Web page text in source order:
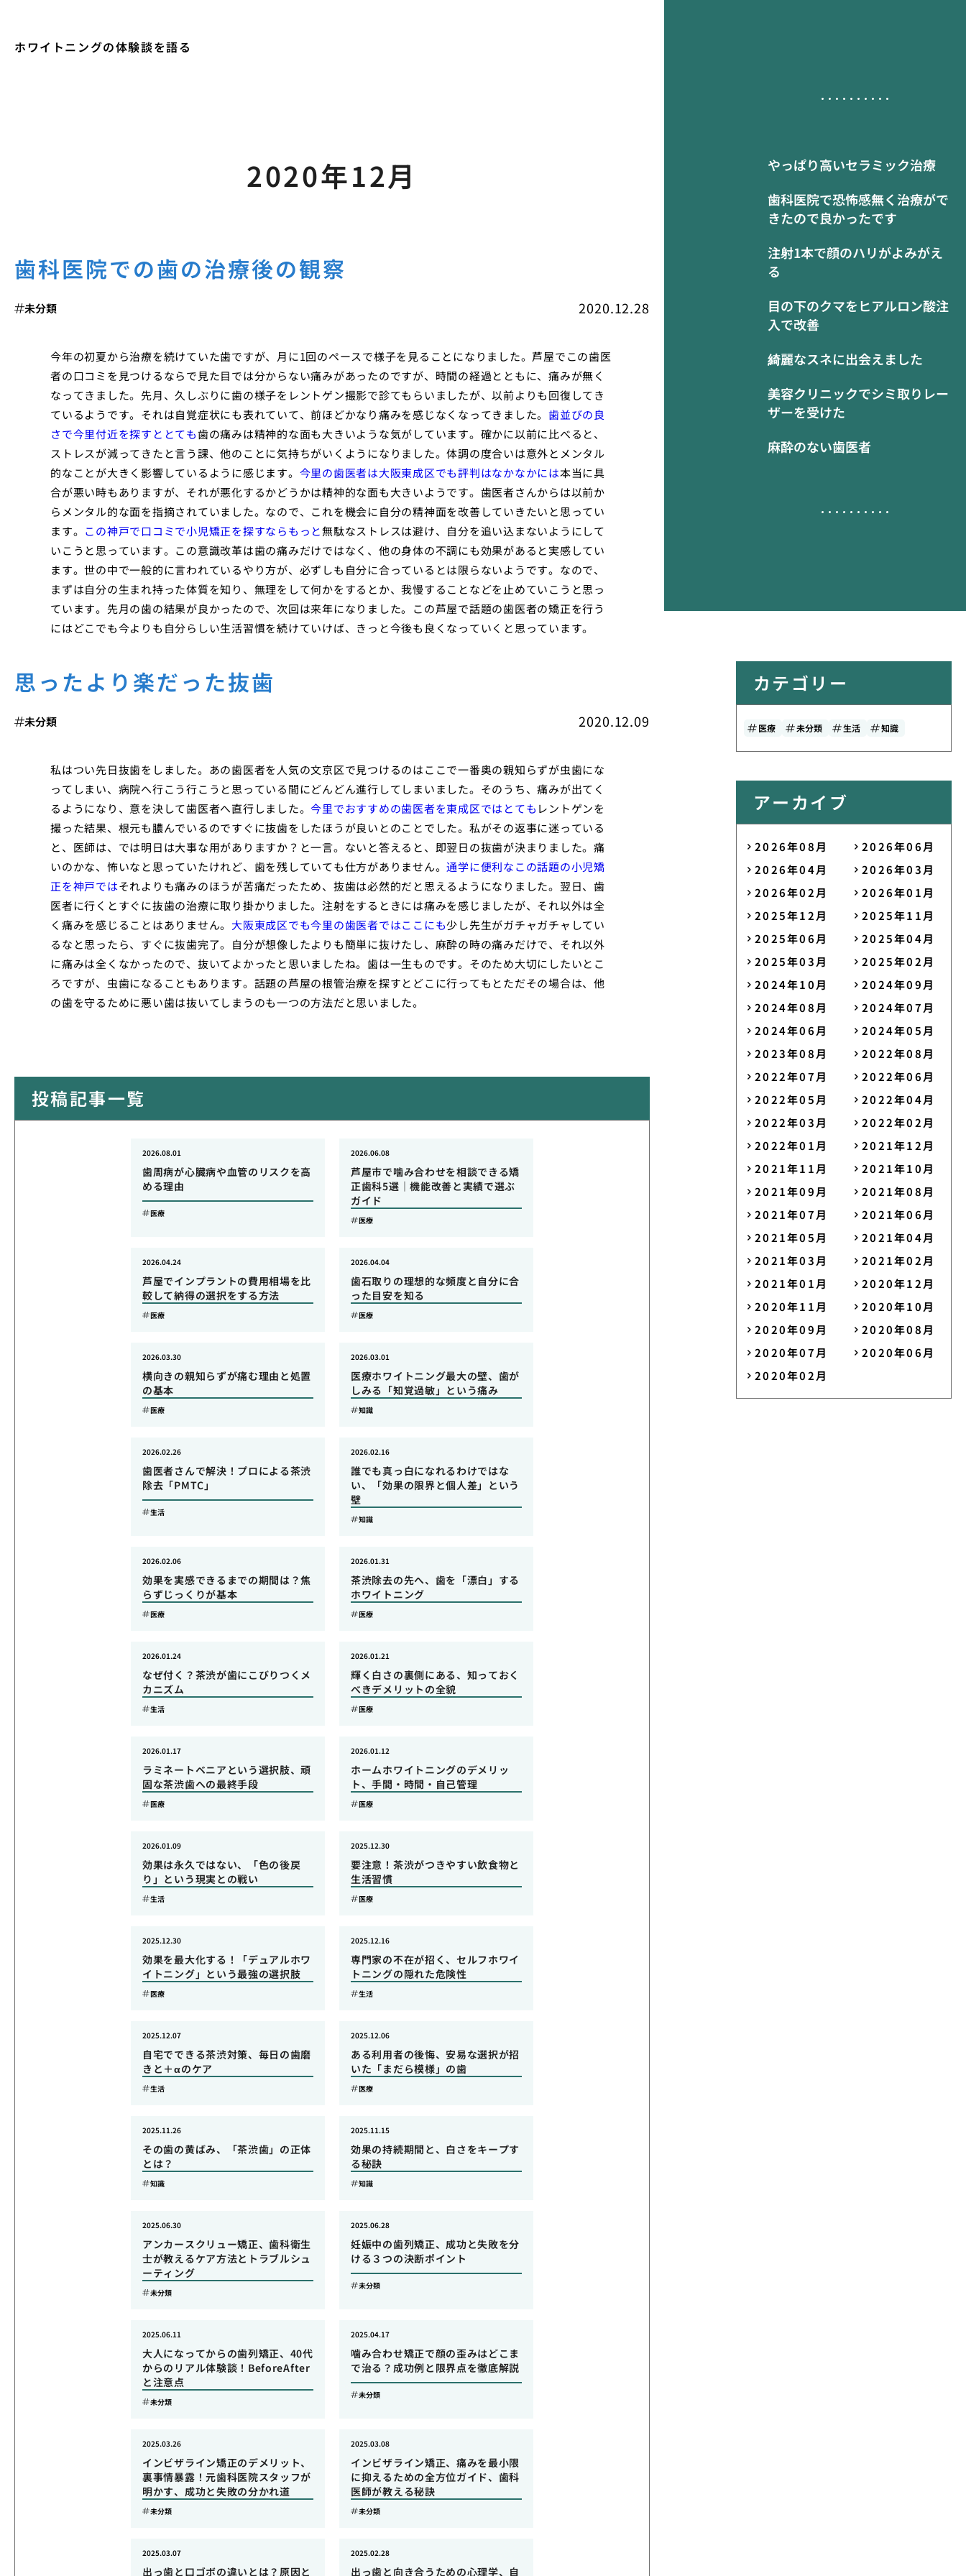
ホワイトニングの体験談を語る
やっぱり高いセラミック治療
歯科医院で恐怖感無く治療がで
きたので良かったです
注射1本で顔のハリがよみがえ
る
目の下のクマをヒアルロン酸注
入で改善
綺麗なスネに出会えました
美容クリニックでシミ取りレー
ザーを受けた
麻酔のない歯医者
2020年12月
歯科医院での歯の治療後の観察
2020.12.28
未分類
今年の初夏から治療を続けていた歯ですが、月に1回のペースで様子を見ることになりました。芦屋でこの歯医
者の口コミを見つけるならで見た目では分からない痛みがあったのですが、時間の経過とともに、痛みが無く
なってきました。先月、久しぶりに歯の様子をレントゲン撮影で診てもらいましたが、以前よりも回復してき
ているようです。それは自覚症状にも表れていて、前ほどかなり痛みを感じなくなってきました。 歯並びの良
さで今里付近を探すととても歯の痛みは精神的な面も大きいような気がしています。確かに以前に比べると、
ストレスが減ってきたと言う課、他のことに気持ちがいくようになりました。体調の度合いは意外とメンタル
的なことが大きく影響しているように感じます。 今里の歯医者は大阪東成区でも評判はなかなかには本当に具
合が悪い時もありますが、それが悪化するかどうかは精神的な面も大きいようです。歯医者さんからは以前か
らメンタル的な面を指摘されていました。なので、これを機会に自分の精神面を改善していきたいと思ってい
ます。 この神戸で口コミで小児矯正を探すならもっと無駄なストレスは避け、自分を追い込まないようにして
いこうと思っています。この意識改革は歯の痛みだけではなく、他の身体の不調にも効果があると実感してい
ます。世の中で一般的に言われているやり方が、必ずしも自分に合っているとは限らないようです。なので、
まずは自分の生まれ持った体質を知り、無理をして何かをするとか、我慢することなどを止めていこうと思っ
ています。先月の歯の結果が良かったので、次回は来年になりました。この芦屋で話題の歯医者の矯正を行う
にはどこでも今よりも自分らしい生活習慣を続けていけば、きっと今後も良くなっていくと思っています。
思ったより楽だった抜歯
2020.12.09
未分類
私はつい先日抜歯をしました。あの歯医者を人気の文京区で見つけるのはここで一番奥の親知らずが虫歯にな
ってしまい、病院へ行こう行こうと思っている間にどんどん進行してしまいました。そのうち、痛みが出てく
るようになり、意を決して歯医者へ直行しました。今里でおすすめの歯医者を東成区ではとても レントゲンを
撮った結果、根元も膿んでいるのですぐに抜歯をしたほうが良いとのことでした。私がその返事に迷っている
と、医師は、では明日は大事な用がありますか？と一言。ないと答えると、即翌日の抜歯が決まりました。痛
いのかな、怖いなと思っていたけれど、歯を残していても仕方がありません。通学に便利なこの話題の小児矯
正を神戸ではそれよりも痛みのほうが苦痛だったため、抜歯は必然的だと思えるようになりました。翌日、歯
医者に行くとすぐに抜歯の治療に取り掛かりました。注射をするときには痛みを感じましたが、それ以外は全
く痛みを感じることはありません。 大阪東成区でも今里の歯医者ではここにも少し先生がガチャガチャしてい
るなと思ったら、すぐに抜歯完了。自分が想像したよりも簡単に抜けたし、麻酔の時の痛みだけで、それ以外
に痛みは全くなかったので、抜いてよかったと思いましたね。歯は一生ものです。そのため大切にしたいとこ
ろですが、虫歯になることもあります。話題の芦屋の根管治療を探すとどこに行ってもとただその場合は、他
の歯を守るために悪い歯は抜いてしまうのも一つの方法だと思いました。
投稿記事一覧
歯周病が心臓病や血管のリスクを高
める理由
2026.08.01
医療
芦屋市で噛み合わせを相談できる矯
正歯科5選｜機能改善と実績で選ぶ
ガイド
2026.06.08
医療
芦屋でインプラントの費用相場を比
較して納得の選択をする方法
2026.04.24
医療
歯石取りの理想的な頻度と自分に合
った目安を知る
2026.04.04
医療
横向きの親知らずが痛む理由と処置
の基本
2026.03.30
医療
医療ホワイトニング最大の壁、歯が
しみる「知覚過敏」という痛み
2026.03.01
知識
歯医者さんで解決！プロによる茶渋
除去「PMTC」
2026.02.26
生活
誰でも真っ白になれるわけではな
い、「効果の限界と個人差」という
壁
2026.02.16
知識
効果を実感できるまでの期間は？焦
らずじっくりが基本
2026.02.06
医療
茶渋除去の先へ、歯を「漂白」する
ホワイトニング
2026.01.31
医療
なぜ付く？茶渋が歯にこびりつくメ
カニズム
2026.01.24
生活
輝く白さの裏側にある、知っておく
べきデメリットの全貌
2026.01.21
医療
ラミネートベニアという選択肢、頑
固な茶渋歯への最終手段
2026.01.17
医療
ホームホワイトニングのデメリッ
ト、手間・時間・自己管理
2026.01.12
医療
効果は永久ではない、「色の後戻
り」という現実との戦い
2026.01.09
生活
要注意！茶渋がつきやすい飲食物と
生活習慣
2025.12.30
医療
効果を最大化する！「デュアルホワ
イトニング」という最強の選択肢
2025.12.30
医療
専門家の不在が招く、セルフホワイ
トニングの隠れた危険性
2025.12.16
生活
自宅でできる茶渋対策、毎日の歯磨
きと＋αのケア
2025.12.07
生活
ある利用者の後悔、安易な選択が招
いた「まだら模様」の歯
2025.12.06
医療
その歯の黄ばみ、「茶渋歯」の正体
とは？
2025.11.26
知識
効果の持続期間と、白さをキープす
る秘訣
2025.11.15
知識
アンカースクリュー矯正、歯科衛生
士が教えるケア方法とトラブルシュ
ーティング
2025.06.30
未分類
妊娠中の歯列矯正、成功と失敗を分
ける３つの決断ポイント
2025.06.28
未分類
大人になってからの歯列矯正、40代
からのリアル体験談！BeforeAfter
と注意点
2025.06.11
未分類
噛み合わせ矯正で顔の歪みはどこま
で治る？成功例と限界点を徹底解説
2025.04.17
未分類
インビザライン矯正のデメリット、
裏事情暴露！元歯科医院スタッフが
明かす、成功と失敗の分かれ道
2025.03.26
未分類
インビザライン矯正、痛みを最小限
に抑えるための全方位ガイド、歯科
医師が教える秘訣
2025.03.08
未分類
出っ歯と口ゴボの違いとは？原因と
2025.03.07
出っ歯と向き合うための心理学、自
2025.02.28
カテゴリー
医療 未分類 生活 知識
アーカイブ
2026年08月
2026年06月
2026年04月
2026年03月
2026年02月
2026年01月
2025年12月
2025年11月
2025年06月
2025年04月
2025年03月
2025年02月
2024年10月
2024年09月
2024年08月
2024年07月
2024年06月
2024年05月
2023年08月
2022年08月
2022年07月
2022年06月
2022年05月
2022年04月
2022年03月
2022年02月
2022年01月
2021年12月
2021年11月
2021年10月
2021年09月
2021年08月
2021年07月
2021年06月
2021年05月
2021年04月
2021年03月
2021年02月
2021年01月
2020年12月
2020年11月
2020年10月
2020年09月
2020年08月
2020年07月
2020年06月
2020年02月